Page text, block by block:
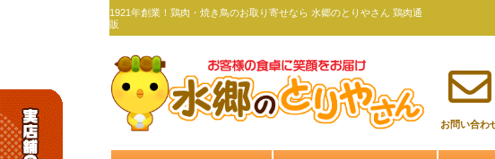
1921年創業！鶏肉・焼き鳥のお取り寄せなら 水郷のとりやさん 鶏肉通
販
お問い合わ